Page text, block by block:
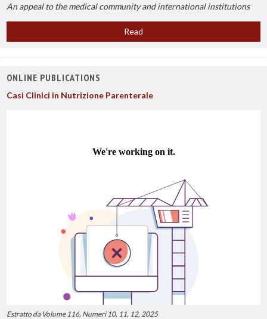
An appeal to the medical community and international institutions
Read
ONLINE PUBLICATIONS
Casi Clinici in Nutrizione Parenterale
Estratto da Volume 116, Numeri 10, 11, 12, 2025